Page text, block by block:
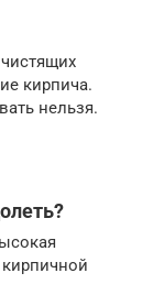
кирпича.
нельзя.